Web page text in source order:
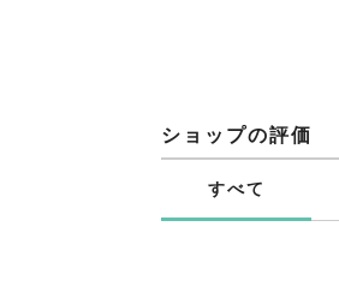
ショップの評価
すべて